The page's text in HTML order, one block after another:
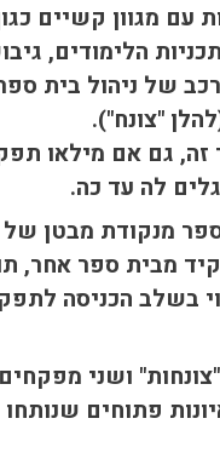
מגוון קשיים
הלימודים,
של ניהול בית
"צונח").
גם אם מילאו
לה עד כה.
מנקודת מבטן
מבית ספר אחר,
בשלב הכניסה
ושני
פתוחים שנותחו